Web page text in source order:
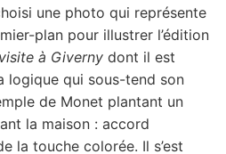
une photo qui représente
plan pour illustrer l’édition
à Givernydont il est
logique qui sous-tend son
de Monet plantant un
la maison : accord
la touche colorée. Il s’est